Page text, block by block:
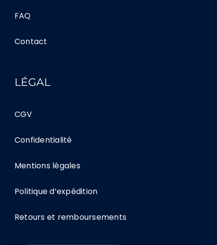
FAQ
Contact
LÉGAL
CGV
Confidentialité
Mentions légales
Politique d’expédition
Retours et remboursements